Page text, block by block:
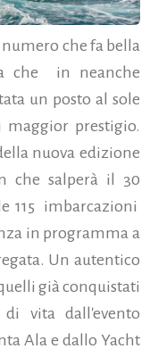
numero che fa bella
che in neanche
un posto al sole
prestigio.
nuova edizione
che salperà il 30
115 imbarcazioni
in programma a
Un autentico
già conquistati
vita dall'evento
Ala e dallo Yacht